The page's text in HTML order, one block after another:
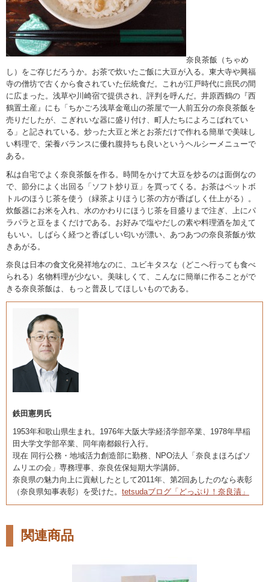
奈良茶飯（ちゃめ
し）をご存じだろうか。お茶で炊いたご飯に大豆が入る。東大寺や興福
寺の僧坊で古くから食されていた伝統食だ。これが江戸時代に庶民の間
に広まった。浅草や川崎宿で提供され、評判を呼んだ。井原西鶴の『西
鶴置土産』にも「ちかごろ浅草金竜山の茶屋で一人前五分の奈良茶飯を
売りだしたが、こぎれいな器に盛り付け、町人たちによろこばれてい
る」と記されている。炒った大豆と米とお茶だけで作れる簡単で美味し
い料理で、栄養バランスに優れ腹持ちも良いというヘルシーメニューで
ある。
私は自宅でよく奈良茶飯を作る。時間をかけて大豆を炒るのは面倒なの
で、節分によく出回る「ソフト炒り豆」を買ってくる。お茶はペットボ
トルのほうじ茶を使う（緑茶よりほうじ茶の方が香ばしく仕上がる）。
炊飯器にお米を入れ、水のかわりにほうじ茶を目盛りまで注ぎ、上にパ
ラパラと豆をまくだけである。お好みで塩やだしの素や料理酒を加えて
もいい。しばらく経つと香ばしい匂いが漂い、あつあつの奈良茶飯が炊
きあがる。
奈良は日本の食文化発祥地なのに、ユビキタスな（どこへ行っても食べ
られる）名物料理が少ない。美味しくて、こんなに簡単に作ることがで
きる奈良茶飯は、もっと普及してほしいものである。
鉄田憲男氏
1953年和歌山県生まれ。1976年大阪大学経済学部卒業、1978年早稲
田大学文学部卒業、同年南都銀行入行。
現在 同行公務・地域活力創造部に勤務、NPO法人「奈良まほろばソ
ムリエの会」専務理事、奈良佐保短期大学講師。
奈良県の魅力向上に貢献したとして2011年、第2回あしたのなら表彰
（奈良県知事表彰）を受けた。 tetsudaブログ「どっぷり！奈良漬」
関連商品